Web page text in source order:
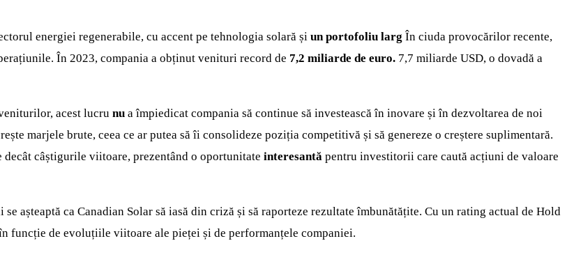
energiei regenerabile, cu accent pe tehnologia solară și un portofoliu larg În ciuda provocărilor recente,
În 2023, compania a obținut venituri record de 7,2 miliarde de euro. 7,7 miliarde USD, o dovadă a
acest lucru nu a împiedicat compania să continue să investească în inovare și în dezvoltarea de noi
marjele brute, ceea ce ar putea să îi consolideze poziția competitivă și să genereze o creștere suplimentară.
decât câștigurile viitoare, prezentând o oportunitate interesantă pentru investitorii care caută acțiuni de valoare
așteaptă ca Canadian Solar să iasă din criză și să raporteze rezultate îmbunătățite. Cu un rating actual de Hold
funcție de evoluțiile viitoare ale pieței și de performanțele companiei.